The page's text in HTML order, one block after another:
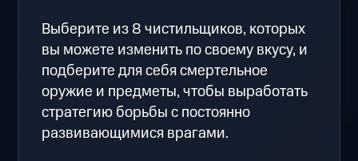
Выберите из 8 чистильщиков, которых
вы можете изменить по своему вкусу, и
подберите для себя смертельное
оружие и предметы, чтобы выработать
стратегию борьбы с постоянно
развивающимися врагами.